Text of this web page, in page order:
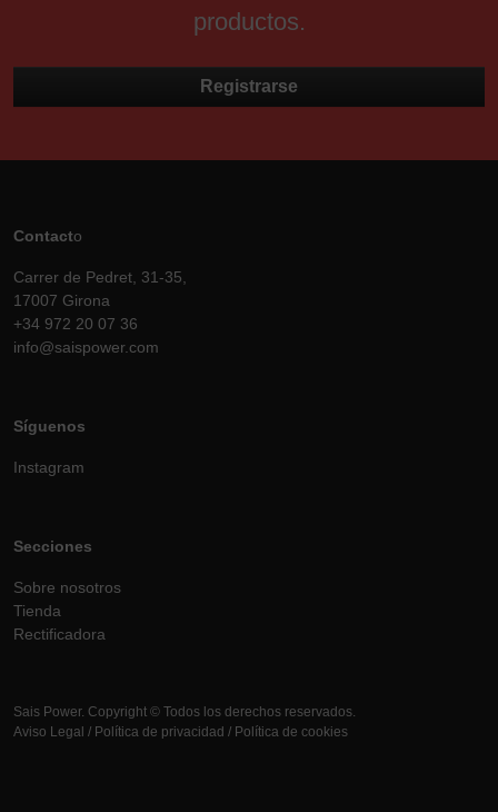
productos.
Registrarse
Contacto
Carrer de Pedret, 31-35,
17007 Girona
+34 972 20 07 36
info@saispower.com
Síguenos
Instagram
Secciones
Sobre nosotros
Tienda
Rectificadora
Sais Power. Copyright © Todos los derechos reservados.
Aviso Legal / Política de privacidad / Política de cookies